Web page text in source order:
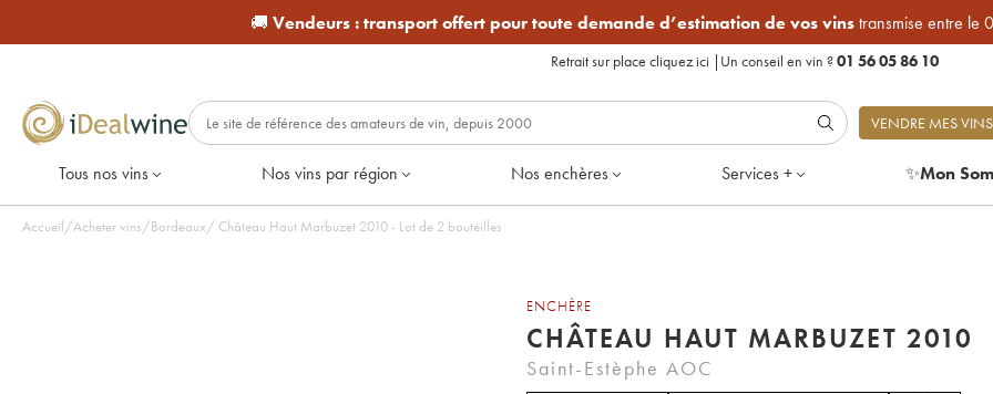
🚚 Vendeurs :transport offert pour toute demande d’estimation de vos vinstransmise entre le
Retrait sur place cliquez ici | Un conseil en vin ?01 56 05 86 10
VENDRE MES VINS
Tous nos vins Nos vins par région Nos enchères Services + ✨Mon
Accueil/Acheter vins/Bordeaux/ Château Haut Marbuzet 2010 - Lot de 2 bouteilles
ENCHÈRE
CHÂTEAU HAUT MARBUZET 2010
Saint-Estèphe AOC